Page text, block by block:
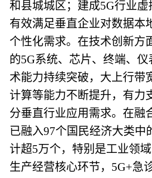
和县城城区；建成5G行业虚
有效满足垂直企业对数据本
个性化需求。在技术创新方
的5G系统、芯片、终端、
术能力持续突破，大上行带
计算等能力不断提升，有力
分垂直行业应用需求。在融
已融入97个国民经济大类中
计超5万个，特别是工业领
生产经营核心环节，5G+急